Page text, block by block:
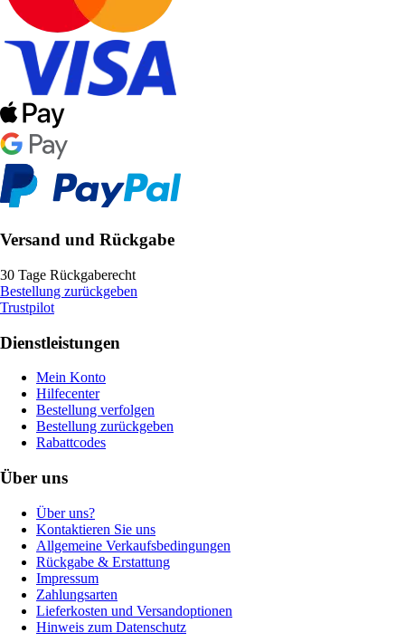
Versand und Rückgabe
30 Tage Rückgaberecht
Bestellung zurückgeben
Trustpilot
Dienstleistungen
Mein Konto
Hilfecenter
Bestellung verfolgen
Bestellung zurückgeben
Rabattcodes
Über uns
Über uns?
Kontaktieren Sie uns
Allgemeine Verkaufsbedingungen
Rückgabe & Erstattung
Impressum
Zahlungsarten
Lieferkosten und Versandoptionen
Hinweis zum Datenschutz